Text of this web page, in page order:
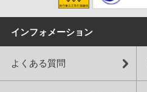
インフォメーション
よくある質問